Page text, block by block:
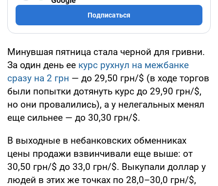
Подписаться
Минувшая пятница стала черной для гривни.
За один день ее курс рухнул на межбанке
сразу на 2 грн — до 29,50 грн/$ (в ходе торгов
были попытки дотянуть курс до 29,90 грн/$,
но они провалились), а у нелегальных менял
еще сильнее — до 30,30 грн/$.
В выходные в небанковских обменниках
цены продажи взвинчивали еще выше: от
30,50 грн/$ до 33,0 грн/$. Выкупали доллар у
людей в этих же точках по 28,0–30,0 грн/$,